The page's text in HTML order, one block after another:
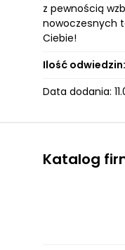
z pewnością
nowoczesnych
Ciebie!
Ilość odwiedzin:
Data dodania:
Katalog